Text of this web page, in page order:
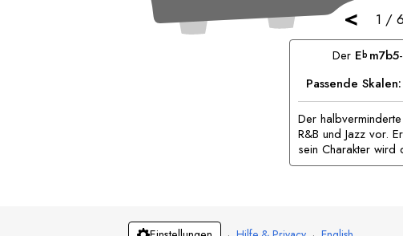
< 1 / 6
Der Eb m7b5
Passende Skalen:
Der
R&B und Jazz vor.
sein Charakter wird